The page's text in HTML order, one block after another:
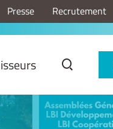
Presse Recrutement